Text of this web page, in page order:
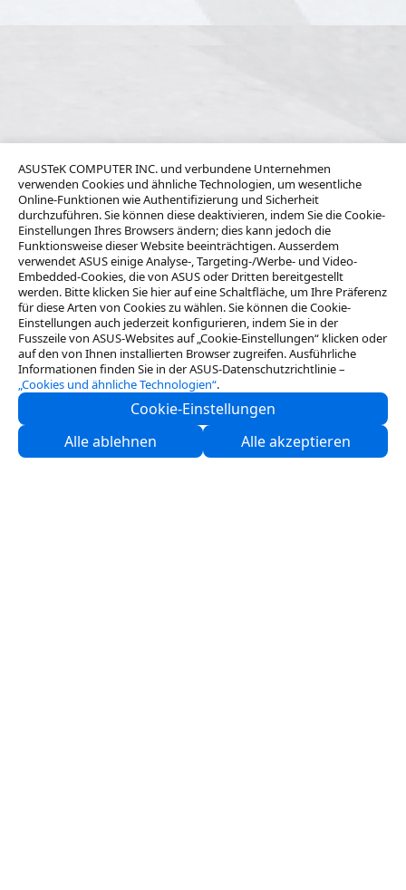
ASUSTeK COMPUTER INC. und verbundene Unternehmen
verwenden Cookies und ähnliche Technologien, um wesentliche
Online-Funktionen wie Authentifizierung und Sicherheit
durchzuführen. Sie können diese deaktivieren, indem Sie die Cookie-
Einstellungen Ihres Browsers ändern; dies kann jedoch die
Funktionsweise dieser Website beeinträchtigen. Ausserdem
verwendet ASUS einige Analyse-, Targeting-/Werbe- und Video-
Embedded-Cookies, die von ASUS oder Dritten bereitgestellt
werden. Bitte klicken Sie hier auf eine Schaltfläche, um Ihre Präferenz
für diese Arten von Cookies zu wählen. Sie können die Cookie-
Einstellungen auch jederzeit konfigurieren, indem Sie in der
Fusszeile von ASUS-Websites auf „Cookie-Einstellungen“ klicken oder
auf den von Ihnen installierten Browser zugreifen. Ausführliche
Informationen finden Sie in der ASUS-Datenschutzrichtlinie –
„Cookies und ähnliche Technologien“.
Cookie-Einstellungen
Alle ablehnen
Alle akzeptieren
Über ASUS